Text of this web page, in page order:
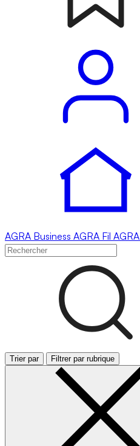
AGRA Business AGRA Fil AGRA
Trier par Filtrer par rubrique